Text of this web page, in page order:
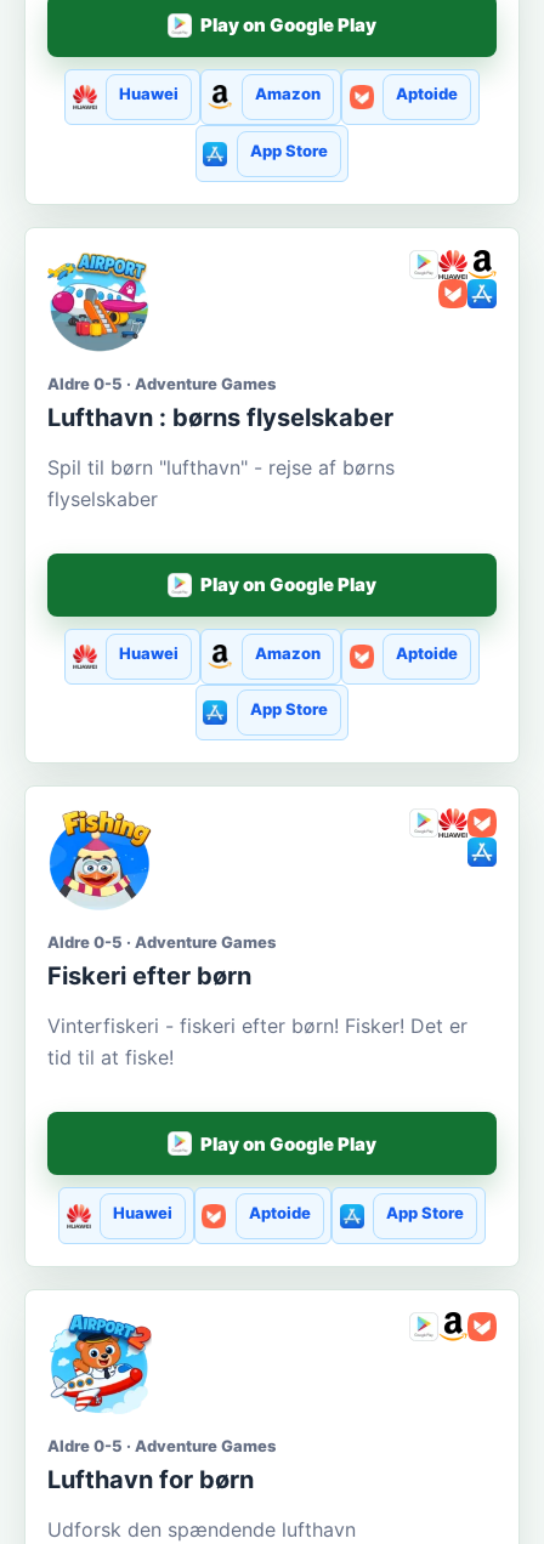
Play on Google Play
Huawei Amazon Aptoide
App Store
Aldre 0-5 · Adventure Games
Lufthavn : børns flyselskaber
Spil til børn "lufthavn" - rejse af børns
flyselskaber
Play on Google Play
Huawei Amazon Aptoide
App Store
Aldre 0-5 · Adventure Games
Fiskeri efter børn
Vinterfiskeri - fiskeri efter børn! Fisker! Det er
tid til at fiske!
Play on Google Play
Huawei Aptoide App Store
Aldre 0-5 · Adventure Games
Lufthavn for børn
Udforsk den spændende lufthavn